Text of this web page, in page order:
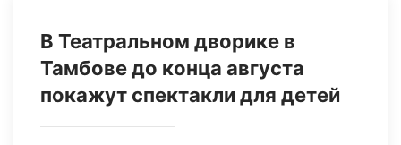
В Театральном дворике в
Тамбове до конца августа
покажут спектакли для детей